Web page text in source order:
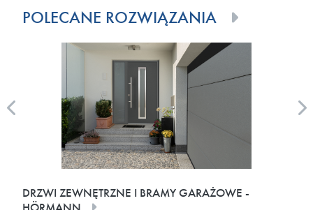
POLECANE ROZWIĄZANIA
DRZWI ZEWNĘTRZNE I BRAMY GARAŻOWE -